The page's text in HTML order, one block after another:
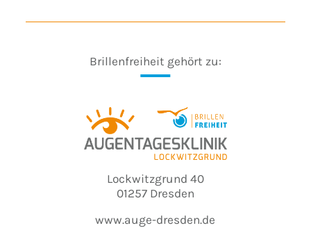
Brillenfreiheit gehört zu:
Lockwitzgrund 40
01257 Dresden
www.auge-dresden.de